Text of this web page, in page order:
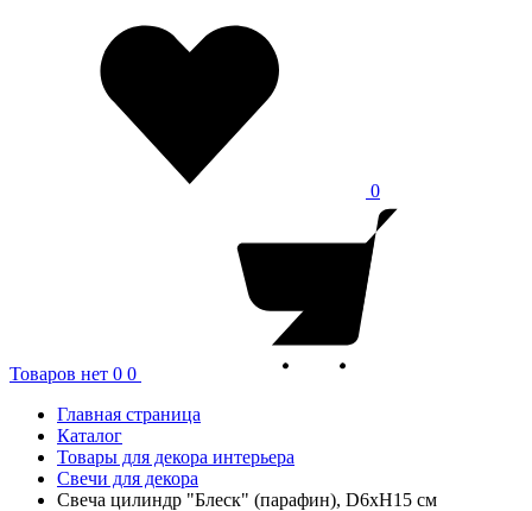
0
Товаров нет 0 0
Главная страница
Каталог
Товары для декора интерьера
Свечи для декора
Свеча цилиндр "Блеск" (парафин), D6xH15 см